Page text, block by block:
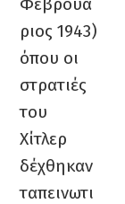
ριος 1943)
όπου οι
στρατιές
του
Χίτλερ
δέχθηκαν
ταπεινωτι